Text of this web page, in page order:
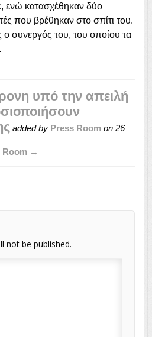
ενώ κατασχέθηκαν δύο
που βρέθηκαν στο σπίτι του.
συνεργός του, του οποίου τα
υπό την απειλή
added by Press Room on 26
Room →
not be published.